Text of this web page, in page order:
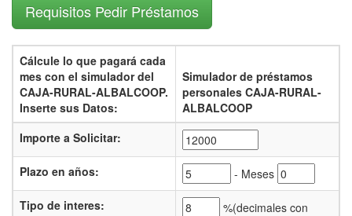
Requisitos Pedir Préstamos
Cálcule lo que pagará cada
mes con el simulador del
CAJA-RURAL-ALBALCOOP.
Inserte sus Datos:
Simulador de préstamos
personales CAJA-RURAL-
ALBALCOOP
Importe a Solicitar:
Plazo en años:
- Meses
Tipo de interes: %(decimales con